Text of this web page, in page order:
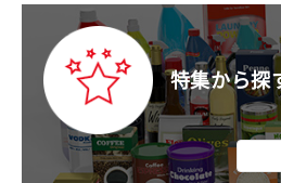
特集から探